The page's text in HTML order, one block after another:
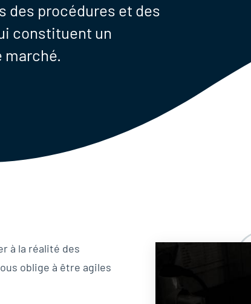
des procédures et des
constituent un
marché.
à la réalité des
oblige à être agiles